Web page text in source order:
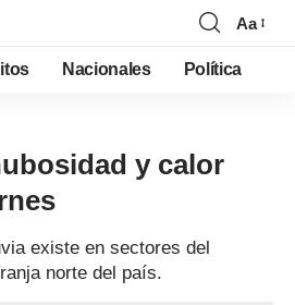
Aa
Nacionales Política
y calor
existe en sectores del
norte del país.